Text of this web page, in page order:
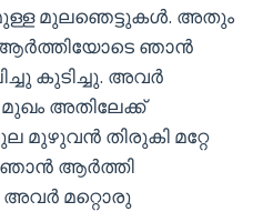
മുലഞെട്ടുകൾ. അതും
ആർത്തിയോടെ ഞാൻ
കുടിച്ചു. അവർ
അതിലേക്ക്
മുഴുവൻ തിരുകി മറ്റേ
ആർത്തി
മറ്റൊരു